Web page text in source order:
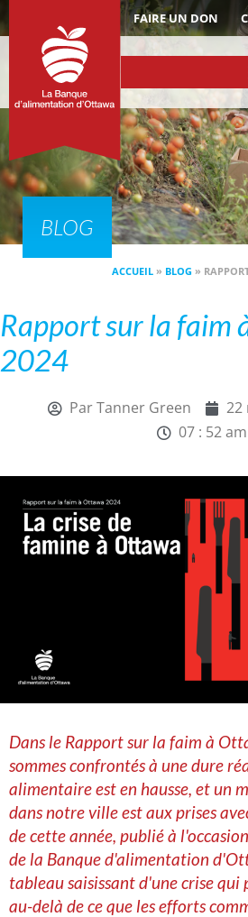
FAIRE UN DON
BLOG
ACCUEIL » BLOG »
Rapport sur la faim
2024
ParTanner Green
22
07 : 52 am
Dans le Rapport sur la faim à
sommes confrontés à une dure
alimentaire est en hausse, et un
dans notre ville est aux prises
de cette année, publié à
de la Banque d'alimentation
tableau saisissant d'une crise qui
au-delà de ce que les efforts